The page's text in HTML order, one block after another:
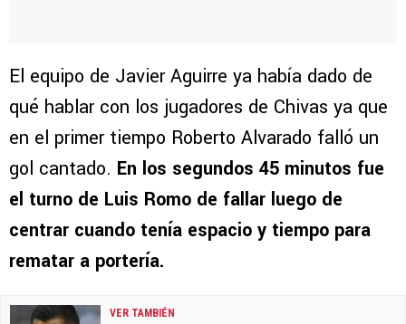
El equipo de Javier Aguirre ya había dado de
qué hablar con los jugadores de Chivas ya que
en el primer tiempo Roberto Alvarado falló un
gol cantado. En los segundos 45 minutos fue
el turno de Luis Romo de fallar luego de
centrar cuando tenía espacio y tiempo para
rematar a portería.
VER TAMBIÉN